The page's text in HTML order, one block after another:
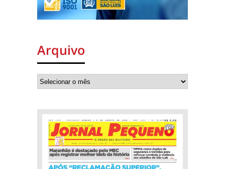
Arquivo